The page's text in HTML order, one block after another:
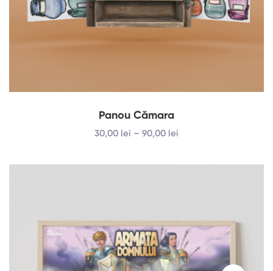
Panou Cămara
30,00 lei – 90,00 lei